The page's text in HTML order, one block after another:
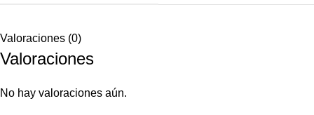
Valoraciones (0)
Valoraciones
No hay valoraciones aún.